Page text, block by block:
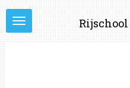
Ga
direct
naar
Rijschool